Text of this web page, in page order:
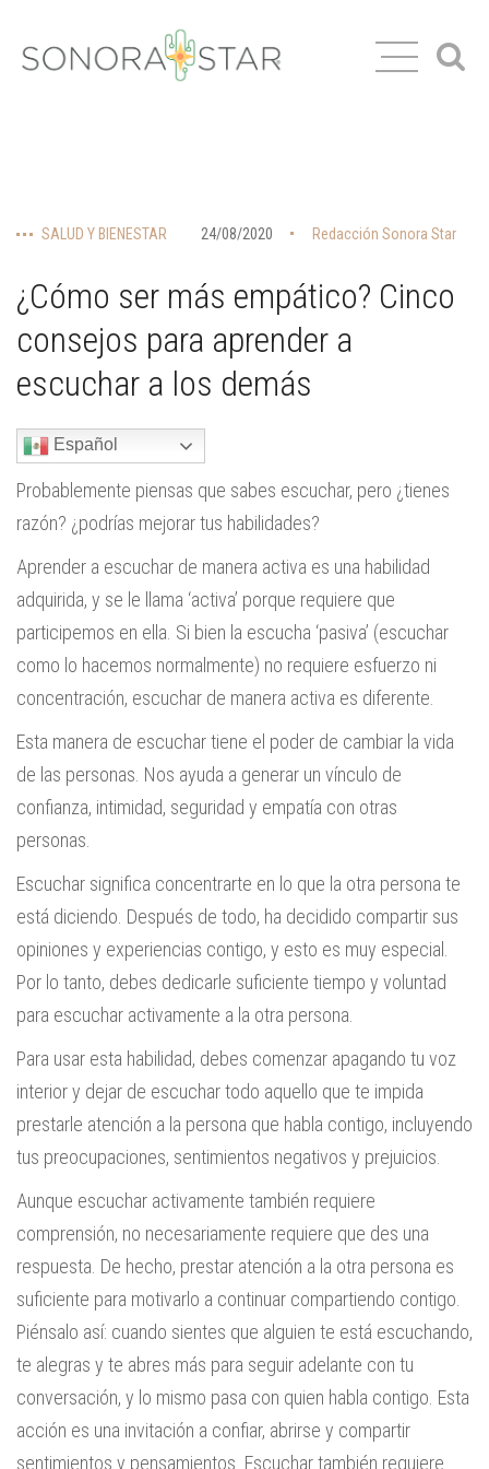
SALUD Y BIENESTAR 24/08/2020 Redacción Sonora Star
¿Cómo ser más empático? Cinco
consejos para aprender a
escuchar a los demás
Español
Probablemente piensas que sabes escuchar, pero ¿tienes
razón? ¿podrías mejorar tus habilidades?
Aprender a escuchar de manera activa es una habilidad
adquirida, y se le llama ‘activa’ porque requiere que
participemos en ella. Si bien la escucha ‘pasiva’ (escuchar
como lo hacemos normalmente) no requiere esfuerzo ni
concentración, escuchar de manera activa es diferente.
Esta manera de escuchar tiene el poder de cambiar la vida
de las personas. Nos ayuda a generar un vínculo de
confianza, intimidad, seguridad y empatía con otras
personas.
Escuchar significa concentrarte en lo que la otra persona te
está diciendo. Después de todo, ha decidido compartir sus
opiniones y experiencias contigo, y esto es muy especial.
Por lo tanto, debes dedicarle suficiente tiempo y voluntad
para escuchar activamente a la otra persona.
Para usar esta habilidad, debes comenzar apagando tu voz
interior y dejar de escuchar todo aquello que te impida
prestarle atención a la persona que habla contigo, incluyendo
tus preocupaciones, sentimientos negativos y prejuicios.
Aunque escuchar activamente también requiere
comprensión, no necesariamente requiere que des una
respuesta. De hecho, prestar atención a la otra persona es
suficiente para motivarlo a continuar compartiendo contigo.
Piénsalo así: cuando sientes que alguien te está escuchando,
te alegras y te abres más para seguir adelante con tu
conversación, y lo mismo pasa con quien habla contigo. Esta
acción es una invitación a confiar, abrirse y compartir
sentimientos y pensamientos. Escuchar también requiere